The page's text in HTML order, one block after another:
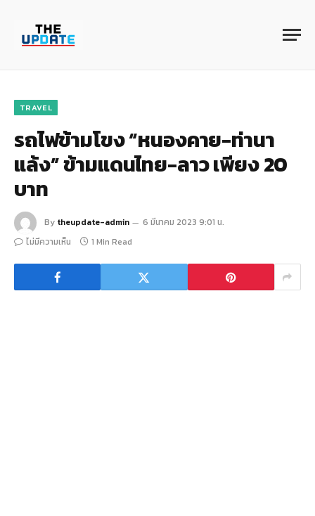
TRAVEL
รถไฟข้ามโขง “หนองคาย-ท่านา
แล้ง” ข้ามแดนไทย-ลาว เพียง 20
บาท
By theupdate-admin
6 มีนาคม 2023 9:01 น.
ไม่มีความเห็น
1 Min Read